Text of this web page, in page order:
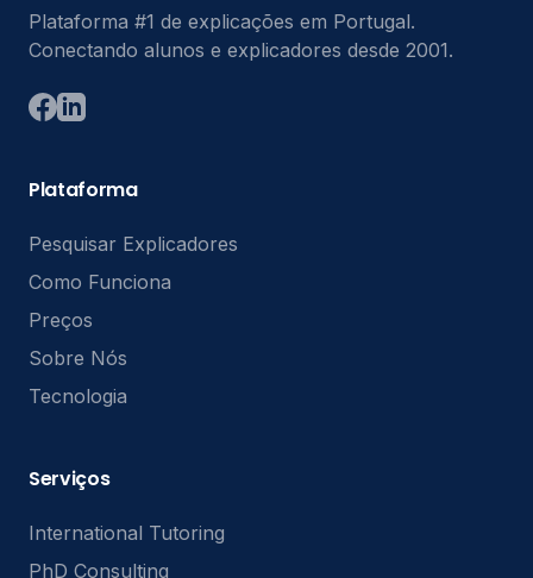
Plataforma #1 de explicações em Portugal.
Conectando alunos e explicadores desde 2001.
Plataforma
Pesquisar Explicadores
Como Funciona
Preços
Sobre Nós
Tecnologia
Serviços
International Tutoring
PhD Consulting